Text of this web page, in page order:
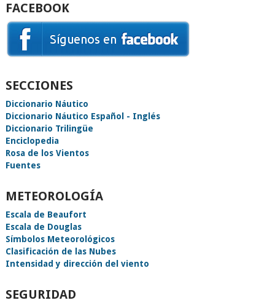
FACEBOOK
SECCIONES
Diccionario Náutico
Diccionario Náutico Español - Inglés
Diccionario Trilingüe
Enciclopedia
Rosa de los Vientos
Fuentes
METEOROLOGÍA
Escala de Beaufort
Escala de Douglas
Símbolos Meteorológicos
Clasificación de las Nubes
Intensidad y dirección del viento
SEGURIDAD